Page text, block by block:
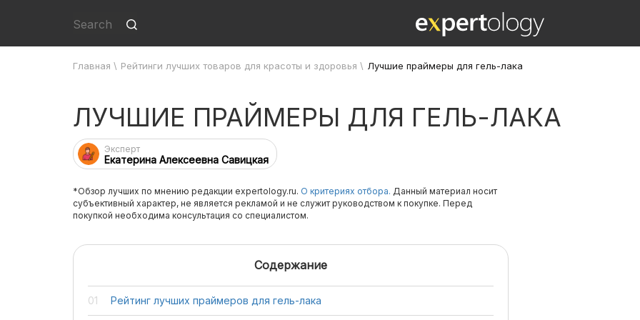
Главная \ Рейтинги лучших товаров для красоты и здоровья \ Лучшие праймеры для гель-лака
ЛУЧШИЕ ПРАЙМЕРЫ ДЛЯ ГЕЛЬ-ЛАКА
Эксперт
Екатерина Алексеевна Савицкая
*Обзор лучших по мнению редакции expertology.ru. О критериях отбора. Данный материал носит
субъективный характер, не является рекламой и не служит руководством к покупке. Перед
покупкой необходима консультация со специалистом.
Содержание
Рейтинг лучших праймеров для гель-лака